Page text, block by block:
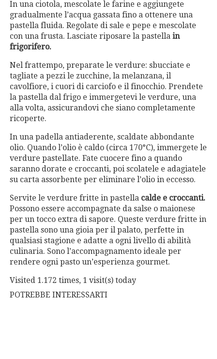
In una ciotola, mescolate le farine e aggiungete
gradualmente l’acqua gassata fino a ottenere una
pastella fluida. Regolate di sale e pepe e mescolate
con una frusta. Lasciate riposare la pastella in
frigorifero.
Nel frattempo, preparate le verdure: sbucciate e
tagliate a pezzi le zucchine, la melanzana, il
cavolfiore, i cuori di carciofo e il finocchio. Prendete
la pastella dal frigo e immergetevi le verdure, una
alla volta, assicurandovi che siano completamente
ricoperte.
In una padella antiaderente, scaldate abbondante
olio. Quando l’olio è caldo (circa 170°C), immergete le
verdure pastellate. Fate cuocere fino a quando
saranno dorate e croccanti, poi scolatele e adagiatele
su carta assorbente per eliminare l’olio in eccesso.
Servite le verdure fritte in pastella calde e croccanti.
Possono essere accompagnate da salse o maionese
per un tocco extra di sapore. Queste verdure fritte in
pastella sono una gioia per il palato, perfette in
qualsiasi stagione e adatte a ogni livello di abilità
culinaria. Sono l’accompagnamento ideale per
rendere ogni pasto un’esperienza gourmet.
Visited 1.172 times, 1 visit(s) today
POTREBBE INTERESSARTI